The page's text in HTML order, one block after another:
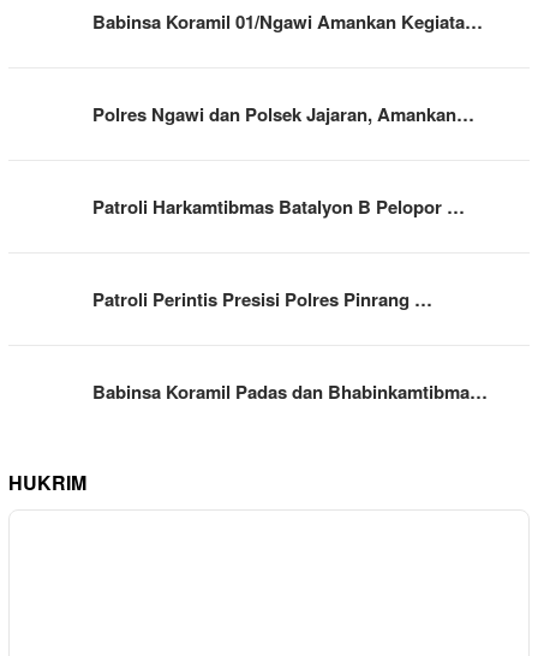
Babinsa Koramil 01/Ngawi Amankan Kegiata…
Polres Ngawi dan Polsek Jajaran, Amankan…
Patroli Harkamtibmas Batalyon B Pelopor …
Patroli Perintis Presisi Polres Pinrang …
Babinsa Koramil Padas dan Bhabinkamtibma…
HUKRIM